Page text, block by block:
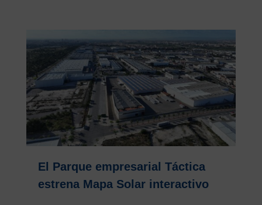
El Parque empresarial Táctica
estrena Mapa Solar interactivo